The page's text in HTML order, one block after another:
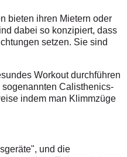
bieten ihren Mietern oder
dabei so konzipiert, dass
setzen. Sie sind
Workout durchführen
Calisthenics-
indem man Klimmzüge
und die